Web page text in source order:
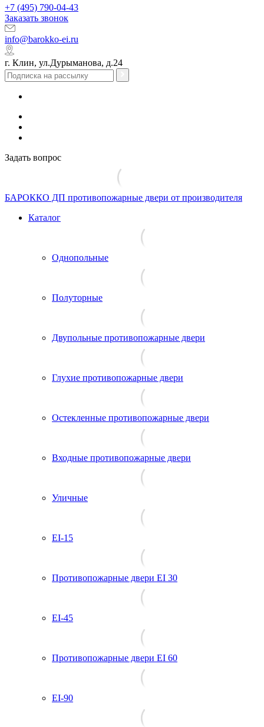
+7 (495) 790-04-43
Заказать звонок
info@barokko-ei.ru
г. Клин, ул.Дурыманова, д.24
Задать вопрос
БАРОККО ДП противопожарные двери от производителя
Каталог
Однопольные
Полуторные
Двупольные противопожарные двери
Глухие противопожарные двери
Остекленные противопожарные двери
Входные противопожарные двери
Уличные
EI-15
Противопожарные двери EI 30
EI-45
Противопожарные двери EI 60
EI-90